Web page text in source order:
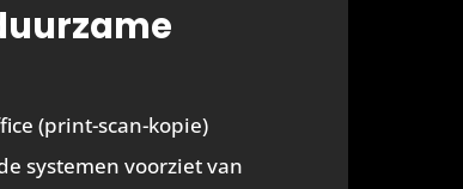
(print-scan-kopie)
systemen voorziet van